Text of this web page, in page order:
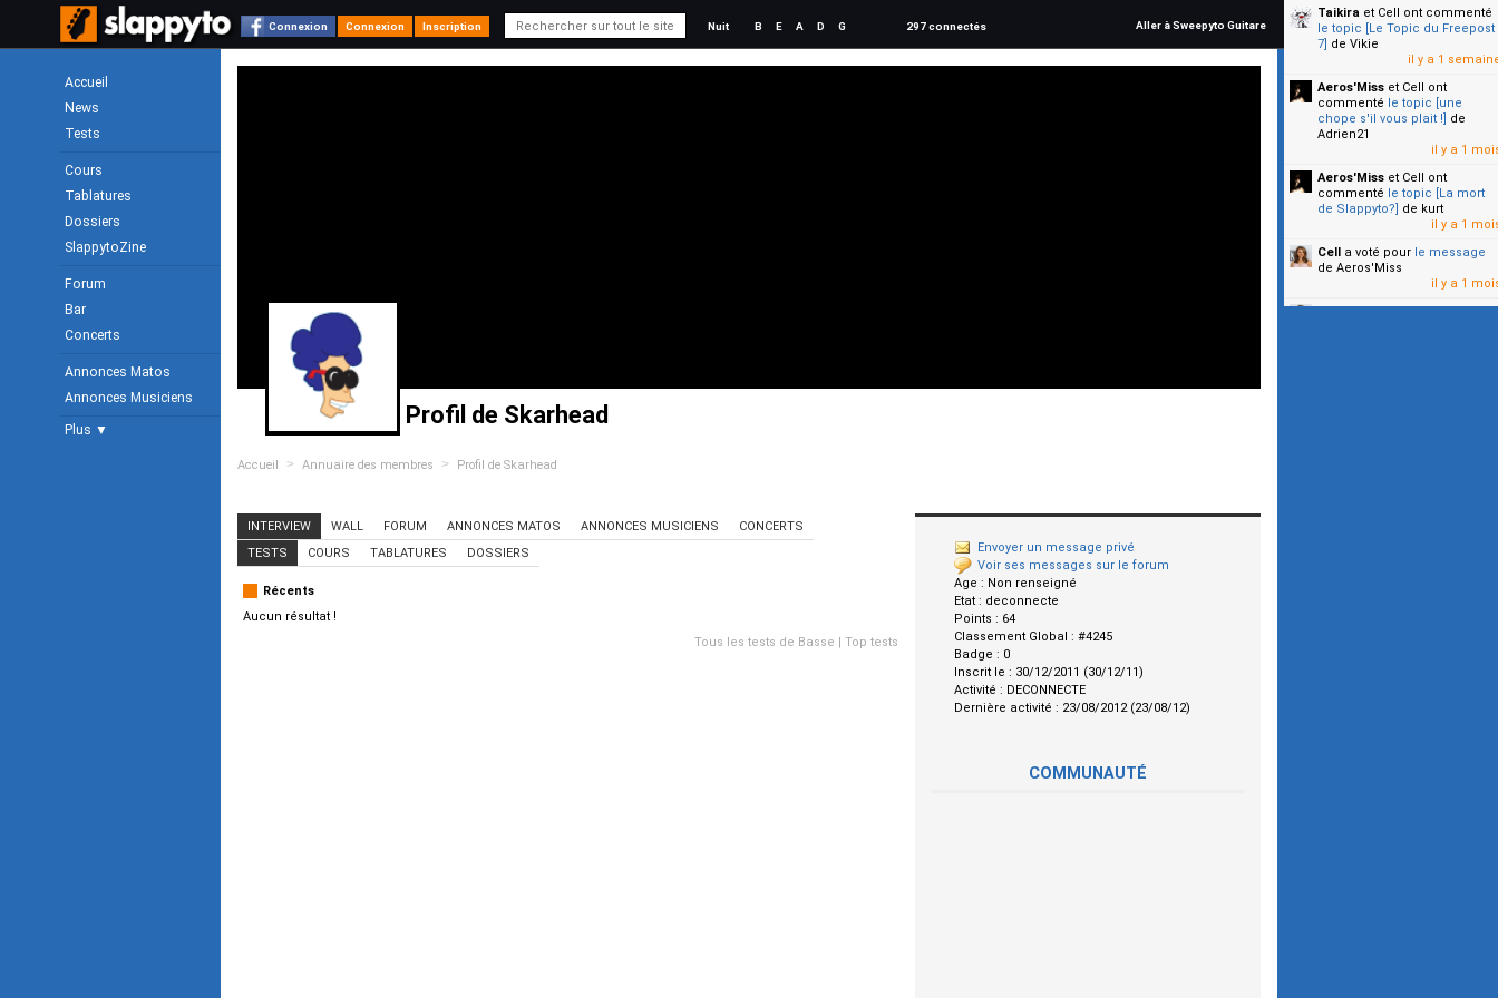
Connexion Connexion Inscription Nuit B E A D G 297 connectés Aller à Sweepyto Guitare
Accueil
News
Tests
Cours
Tablatures
Dossiers
SlappytoZine
Forum
Bar
Concerts
Annonces Matos
Annonces Musiciens
Plus ▼
Profil de Skarhead
Accueil > Annuaire des membres > Profil de Skarhead
Envoyer un message privé
Voir ses messages sur le forum
Age : Non renseigné
Etat : deconnecte
Points : 64
Classement Global : #4245
Badge : 0
Inscrit le : 30/12/2011 (30/12/11)
Activité : DECONNECTE
Dernière activité : 23/08/2012 (23/08/12)
COMMUNAUTÉ
INTERVIEW WALL FORUM ANNONCES MATOS ANNONCES MUSICIENS
CONCERTS
TESTS
COURS TABLATURES DOSSIERS
Récents
Aucun résultat !
Tous les tests de Basse | Top tests
Taikira et Cell ont commenté
le topic [Le Topic du Freepost
7] de Vikie
il y a 1
Aeros'Miss et Cell ont
commenté le topic [une
chope s'il vous plait !] de
Adrien21
il y a 1
Aeros'Miss et Cell ont
commenté le topic [La mort
de Slappyto?] de kurt
il y a 1
Cell a voté pour le message
de Aeros'Miss
il y a 1
Cella voté pourle message